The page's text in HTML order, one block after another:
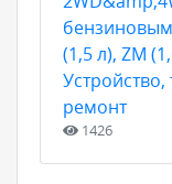
(1,5 л), ZM
ремонт
1426